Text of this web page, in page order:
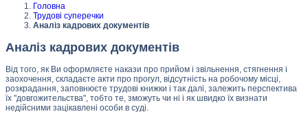
Головна
Трудові суперечки
Аналіз кадрових документів
Аналіз кадрових документів
Від того, як Ви оформляєте накази про прийом і звільнення, стягнення і
заохочення, складаєте акти про прогул, відсутність на робочому місці,
розкрадання, заповнюєте трудові книжки і так далі, залежить перспектива
їх "довгожительства", тобто те, зможуть чи ні і як швидко їх визнати
недійсними зацікавлені особи в суді.